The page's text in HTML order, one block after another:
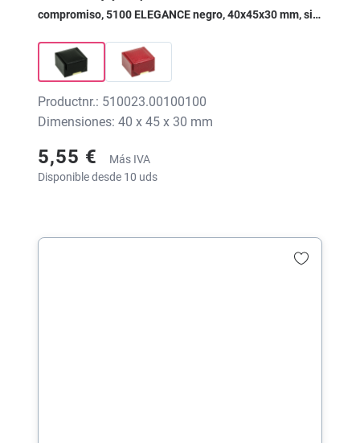
compromiso, 5100 ELEGANCE negro, 40x45x30 mm, sin
Productnr.: 510023.00100100
Dimensiones: 40 x 45 x 30 mm
5,55 €
Más IVA
Disponible desde 10 uds